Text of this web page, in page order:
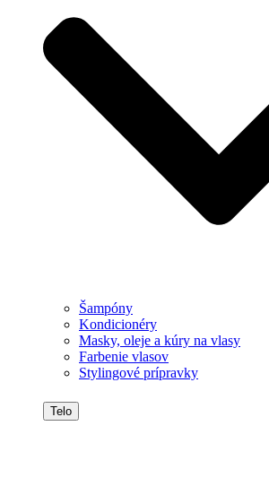
Šampóny
Kondicionéry
Masky, oleje a kúry na vlasy
Farbenie vlasov
Stylingové prípravky
Telo